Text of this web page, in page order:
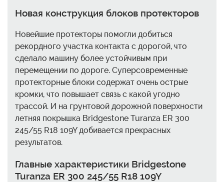
Новая конструкция блоков протекторов
Новейшие протекторы помогли добиться
рекордного участка контакта с дорогой, что
сделало машину более устойчивым при
перемещении по дороге. Суперсовременные
протекторные блоки содержат очень острые
кромки, что повышает связь с какой угодно
трассой. И на грунтовой дорожной поверхности
летняя покрышка Bridgestone Turanza ER 300
245/55 R18 109Y добивается прекрасных
результатов.
Главные характеристики Bridgestone
Turanza ER 300 245/55 R18 109Y